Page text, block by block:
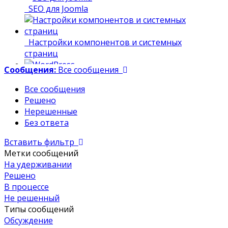
SEO для Joomla
Настройки компонентов и системных
страниц
WordPress
Обучение
Правила работы
Сервисы Яндекс - настройки, подключения
и проблемы
Скрипты - решения
Сообщения: Все сообщения
Все сообщения
Решено
Нерешенные
Без ответа
Вставить фильтр
Метки сообщений
На удерживании
Решено
В процессе
Не решенный
Типы сообщений
Обсуждение